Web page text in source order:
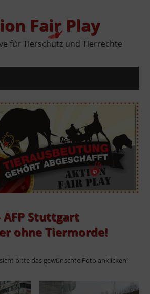
Fair Play
für Tierschutz und Tierrechte
AFP Stuttgart
ohne Tiermorde!
bitte das gewünschte Foto anklicken!